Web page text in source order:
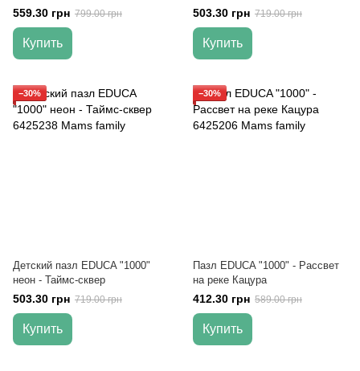
559.30 грн 799.00 грн
Купить
503.30 грн 719.00 грн
Купить
−30%
Детский пазл EDUCA "1000"
неон - Таймс-сквер
503.30 грн 719.00 грн
Купить
−30%
Пазл EDUCA "1000" - Рассвет
на реке Кацура
412.30 грн 589.00 грн
Купить